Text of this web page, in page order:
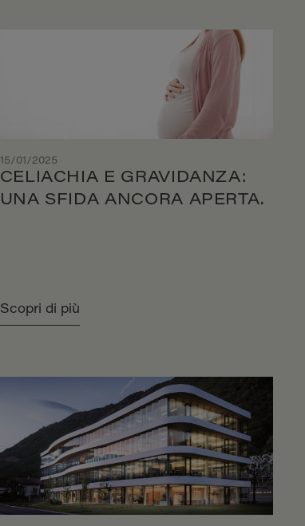
15/01/2025
CELIACHIA E GRAVIDANZA:
UNA SFIDA ANCORA APERTA.
Scopri di più